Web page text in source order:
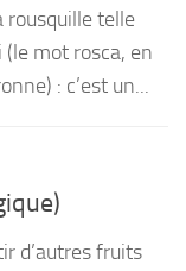
rousquille telle
(le mot rosca, en
: c’est un...
d’autres fruits